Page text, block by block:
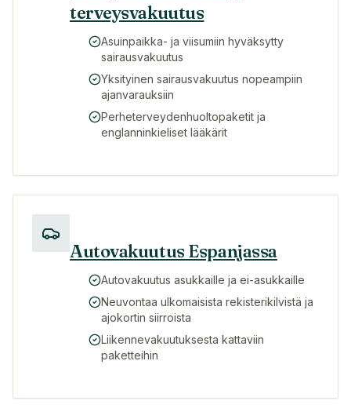
terveysvakuutus
Asuinpaikka- ja viisumiin hyväksytty
sairausvakuutus
Yksityinen sairausvakuutus nopeampiin
ajanvarauksiin
Perheterveydenhuoltopaketit ja
englanninkieliset lääkärit
Autovakuutus Espanjassa
Autovakuutus asukkaille ja ei-asukkaille
Neuvontaa ulkomaisista rekisterikilvistä ja
ajokortin siirroista
Liikennevakuutuksesta kattaviin
paketteihin